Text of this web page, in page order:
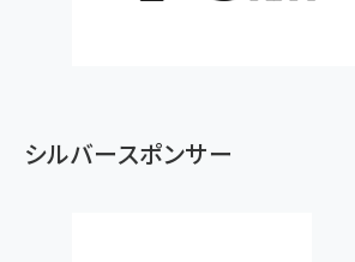
シルバースポンサー